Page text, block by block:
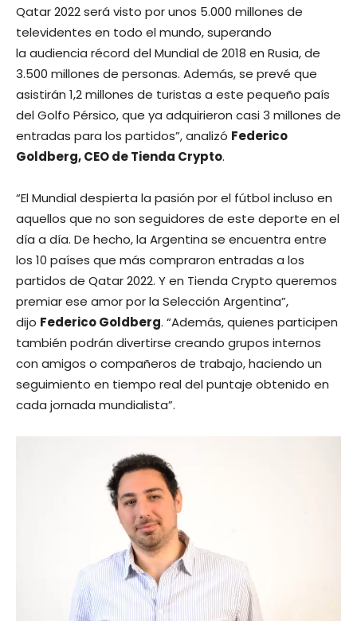
Qatar 2022 será visto por unos 5.000 millones de
televidentes en todo el mundo, superando
la audiencia récord del Mundial de 2018 en Rusia, de
3.500 millones de personas. Además, se prevé que
asistirán 1,2 millones de turistas a este pequeño país
del Golfo Pérsico, que ya adquirieron casi 3 millones de
entradas para los partidos”, analizó Federico
Goldberg, CEO de Tienda Crypto.
“El Mundial despierta la pasión por el fútbol incluso en
aquellos que no son seguidores de este deporte en el
día a día. De hecho, la Argentina se encuentra entre
los 10 países que más compraron entradas a los
partidos de Qatar 2022. Y en Tienda Crypto queremos
premiar ese amor por la Selección Argentina”,
dijo Federico Goldberg. “Además, quienes participen
también podrán divertirse creando grupos internos
con amigos o compañeros de trabajo, haciendo un
seguimiento en tiempo real del puntaje obtenido en
cada jornada mundialista”.